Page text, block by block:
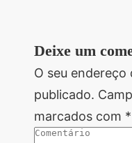
Deixe um
O seu endereço
publicado.
marcados com *